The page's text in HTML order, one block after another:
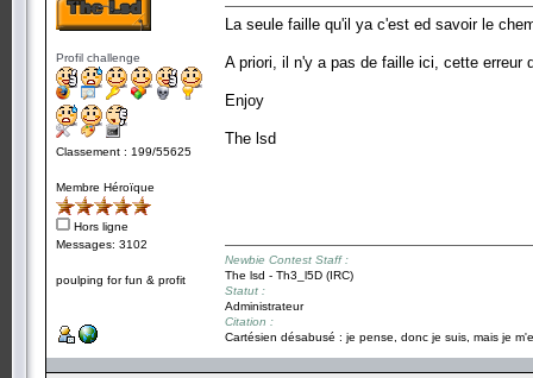
Profil challenge
Classement : 199/55625
Membre Héroïque
Hors ligne
Messages: 3102
poulping for fun & profit
La seule faille qu'il ya c'est ed savoir le
A priori, il n'y a pas de faille ici, cette erreur
Enjoy
The lsd
Newbie Contest Staff :
The lsd - Th3_l5D (IRC)
Statut :
Administrateur
Citation :
Cartésien désabusé : je pense, donc je suis, mais je